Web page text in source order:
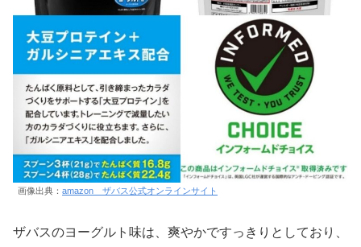
画像出典： amazon ザバス公式オンラインサイト
ザバスのヨーグルト味は、爽やかですっきりとしており、